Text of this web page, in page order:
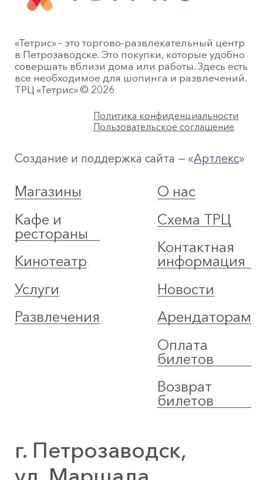
«Тетрис» – это торгово-развлекательный центр
в Петрозаводске. Это покупки, которые удобно
совершать вблизи дома или работы. Здесь есть
все необходимое для шопинга и развлечений.
ТРЦ «Тетрис» © 2026
Политика конфиденциальности
Пользовательское соглашение
Создание и поддержка сайта — «Артлекс»
Магазины
Кафе и
рестораны
Кинотеатр
Услуги
Развлечения
О нас
Схема ТРЦ
Контактная
информация
Новости
Арендаторам
Оплата
билетов
Возврат
билетов
г. Петрозаводск,